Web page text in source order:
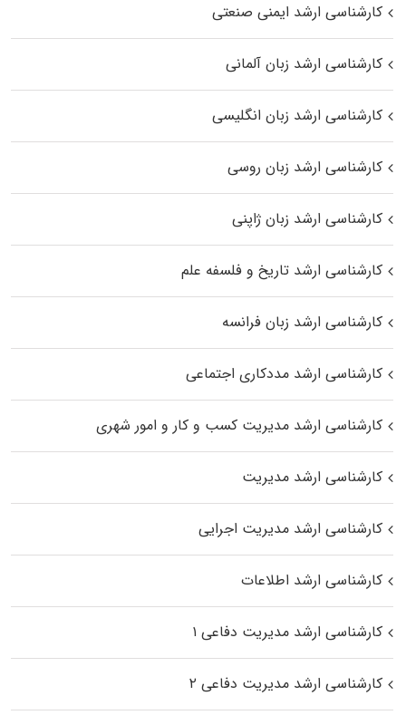
کارشناسی ارشد ایمنی صنعتی
کارشناسی ارشد زبان آلمانی
کارشناسی ارشد زبان انگلیسی
کارشناسی ارشد زبان روسی
کارشناسی ارشد زبان ژاپنی
کارشناسی ارشد تاریخ و فلسفه علم
کارشناسی ارشد زبان فرانسه
کارشناسی ارشد مددکاری اجتماعی
کارشناسی ارشد مدیریت کسب و کار و امور شهری
کارشناسی ارشد مدیریت
کارشناسی ارشد مدیریت اجرایی
کارشناسی ارشد اطلاعات
کارشناسی ارشد مدیریت دفاعی ۱
کارشناسی ارشد مدیریت دفاعی ۲